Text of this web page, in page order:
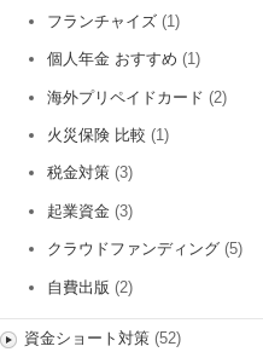
フランチャイズ (1)
個人年金 おすすめ (1)
海外プリペイドカード (2)
火災保険 比較 (1)
税金対策 (3)
起業資金 (3)
クラウドファンディング (5)
自費出版 (2)
資金ショート対策(52)